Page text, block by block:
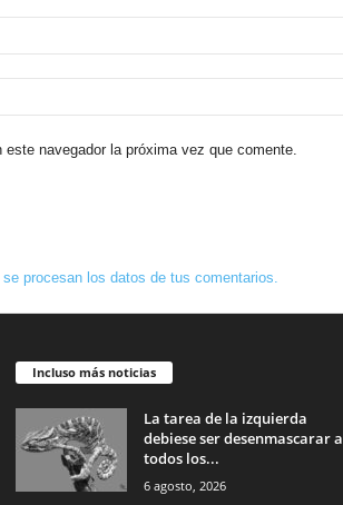
navegador la próxima vez que comente.
procesan los datos de tus comentarios.
Incluso más noticias
La tarea de la izquierda
debiese ser desenmascarar a
todos los...
6 agosto, 2026